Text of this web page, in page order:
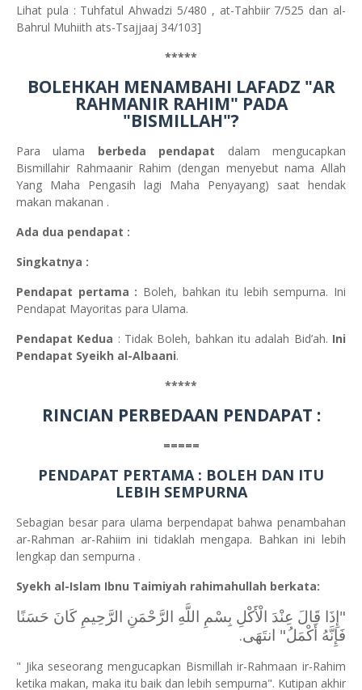
Lihat pula : Tuhfatul Ahwadzi 5/480 , at-Tahbiir 7/525 dan al-
Bahrul Muhiith ats-Tsajjaaj 34/103]
*****
BOLEHKAH MENAMBAHI LAFADZ "AR
RAHMANIR RAHIM" PADA
"BISMILLAH"?
Para ulama berbeda pendapat dalam mengucapkan
Bismillahir Rahmaanir Rahim (dengan menyebut nama Allah
Yang Maha Pengasih lagi Maha Penyayang) saat hendak
makan makanan .
Ada dua pendapat :
Singkatnya :
Pendapat pertama : Boleh, bahkan itu lebih sempurna. Ini
Pendapat Mayoritas para Ulama.
Pendapat Kedua : Tidak Boleh, bahkan itu adalah Bid’ah. Ini
Pendapat Syeikh al-Albaani.
*****
RINCIAN PERBEDAAN PENDAPAT :
=====
PENDAPAT PERTAMA: BOLEH DAN ITU
LEBIH SEMPURNA
Sebagian besar para ulama berpendapat bahwa penambahan
ar-Rahman ar-Rahiim ini tidaklah mengapa. Bahkan ini lebih
lengkap dan sempurna .
Syekh al-Islam Ibnu Taimiyah rahimahullah berkata:
"إِذَا قَالَ عِنْدَ الْأَكْلِ بِسْمِ اللَّهِ الرَّحْمَنِ الرَّحِيمِ كَانَ حَسَنًا
فَإِنَّهُ أَكْمَلُ" انتَهَى.
" Jika seseorang mengucapkan Bismillah ir-Rahmaan ir-Rahim
ketika makan, maka itu baik dan lebih sempurna". Kutipan akhir